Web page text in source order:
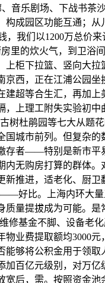
音乐剧场、下战书
成园区功能互通；
我们以1200万总价
里的炊火气，到卫
柜下拉篮、竖向大
西，正在江浦公园坐
超等合生汇，再加
上理工附失实验初
树杜鹃园等七大从题
城市前列。但复杂
存者——特别是新市
无购房打算的群体
推进，适老化、厨
好比。上海内环大
量提拔成为可能。
修基金不脚、设备老
业费提取额均3000
够将公积金用于领
百亿元级别，对万
后，需。按照资金